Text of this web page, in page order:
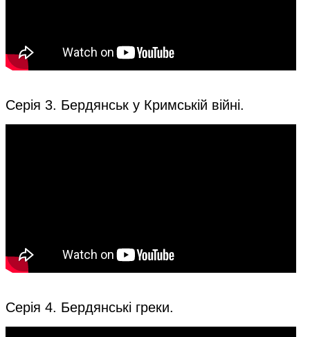
Серія 3. Бердянськ у Кримській війні.
Серія 4. Бердянські греки.